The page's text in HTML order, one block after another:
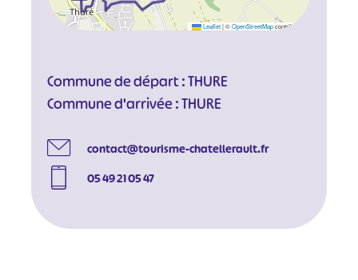
Leaflet |©OpenStreetMapcontributors
Commune de départ : THURE
Commune d'arrivée : THURE
contact@tourisme-chatellerault.fr
05 49 21 05 47
#